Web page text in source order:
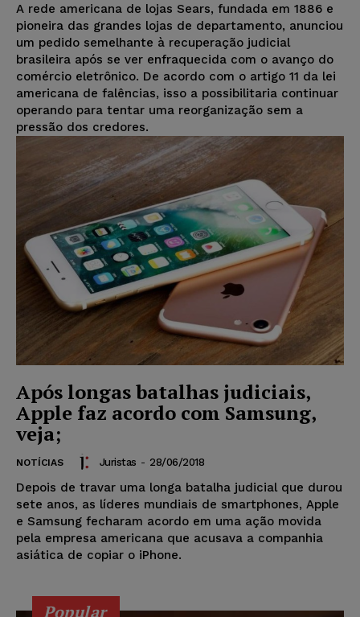
A rede americana de lojas Sears, fundada em 1886 e
pioneira das grandes lojas de departamento, anunciou
um pedido semelhante à recuperação judicial
brasileira após se ver enfraquecida com o avanço do
comércio eletrônico. De acordo com o artigo 11 da lei
americana de falências, isso a possibilitaria continuar
operando para tentar uma reorganização sem a
pressão dos credores.
Após longas batalhas judiciais,
Apple faz acordo com Samsung,
veja;
NOTÍCIAS Juristas - 28/06/2018
Depois de travar uma longa batalha judicial que durou
sete anos, as líderes mundiais de smartphones, Apple
e Samsung fecharam acordo em uma ação movida
pela empresa americana que acusava a companhia
asiática de copiar o iPhone.
Popular